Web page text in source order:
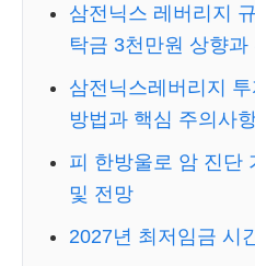
삼전닉스 레버리지
탁금 3천만원 상향
삼전닉스레버리지
방법과 핵심 주의사
피 한방울로 암 진단
및 전망
2027년 최저임금 시